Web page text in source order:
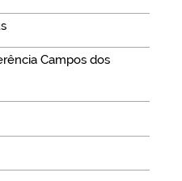
Campos dos